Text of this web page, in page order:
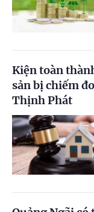
Kiện toàn
sản bị chiếm
Thịnh Phát